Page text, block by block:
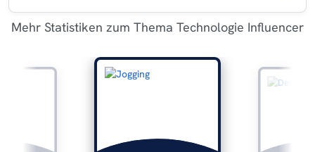
Mehr Statistiken zum Thema Technologie Influencer